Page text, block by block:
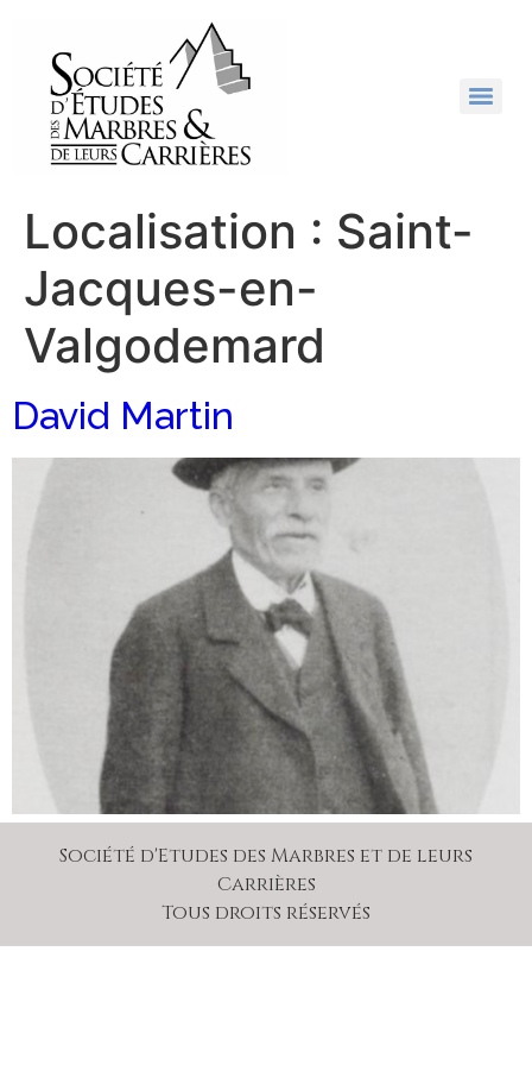
Localisation : Saint-
Jacques-en-
Valgodemard
David Martin
Société d'Etudes des Marbres et de leurs
Carrières
Tous droits réservés